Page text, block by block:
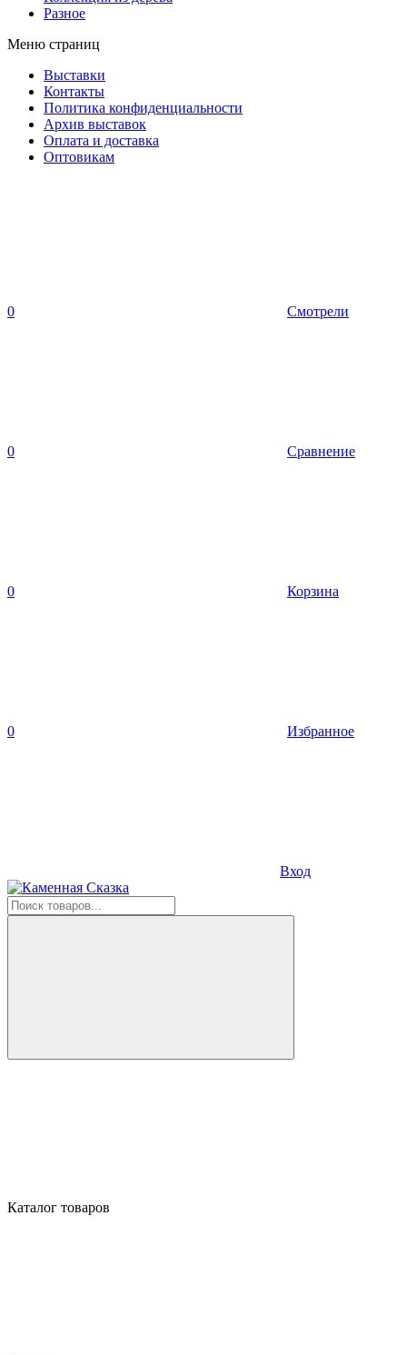
Разное
Меню страниц
Выставки
Контакты
Политика конфиденциальности
Архив выставок
Оплата и доставка
Оптовикам
0 Смотрели
0 Сравнение
0 Корзина
0 Избранное
Вход
Каталог товаров